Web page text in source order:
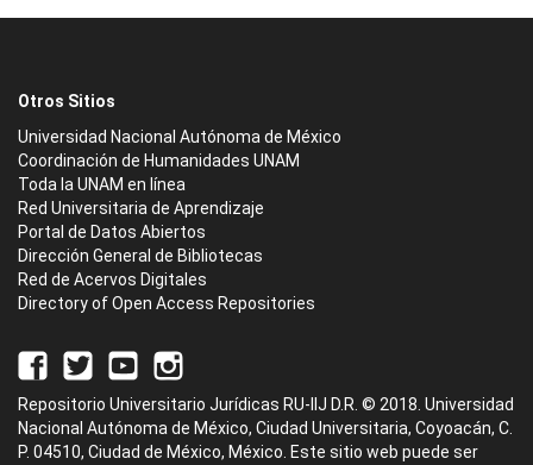
Otros Sitios
Universidad Nacional Autónoma de México
Coordinación de Humanidades UNAM
Toda la UNAM en línea
Red Universitaria de Aprendizaje
Portal de Datos Abiertos
Dirección General de Bibliotecas
Red de Acervos Digitales
Directory of Open Access Repositories
Repositorio Universitario Jurídicas RU-IIJ D.R. © 2018. Universidad
Nacional Autónoma de México, Ciudad Universitaria, Coyoacán, C.
P. 04510, Ciudad de México, México. Este sitio web puede ser